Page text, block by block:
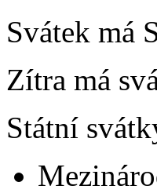
Svátek má
Zítra má
Státní